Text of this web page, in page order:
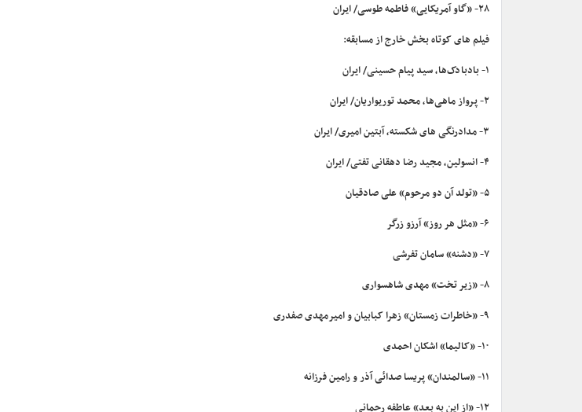
۲۸- «گاو آمریکایی» فاطمه طوسی/ ایران
فیلم های کوتاه بخش خارج از مسابقه:
۱- بادبادک‌ها، سید پیام حسینی/ ایران
۲- پرواز ماهی‌ها، محمد توریواریان/ ایران
۳- مدادرنگی های شکسته، آبتین امیری/ ایران
۴- انسولین، مجید رضا دهقانی تفتی/ ایران
۵- «تولد آن دو مرحوم» علی صادقیان
۶- «مثل هر روز» آرزو زرگر
۷- «دشنه» سامان تفرشی
۸- «زیر تخت» مهدی شاهسواری
۹- «خاطرات زمستان» زهرا کبابیان و امیرمهدی صفدری
۱۰- «کالیما» اشکان احمدی
۱۱- «سالمندان» پریسا صدائی آذر و رامین فرزانه
۱۲- «از این به بعد» عاطفه رحمانی